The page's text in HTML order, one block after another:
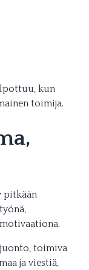
kun
toimija.
pitkään
toimiva
ja viestiä,